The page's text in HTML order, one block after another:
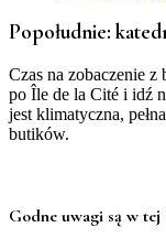
Popołudnie:
Czas na zobaczenie
po Île de la Cité i idź
jest klimatyczna,
butików.
Godne uwagi są w